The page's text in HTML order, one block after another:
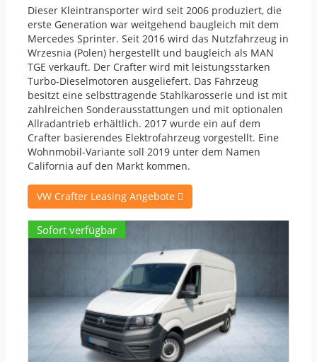
Dieser Kleintransporter wird seit 2006 produziert, die
erste Generation war weitgehend baugleich mit dem
Mercedes Sprinter. Seit 2016 wird das Nutzfahrzeug in
Wrzesnia (Polen) hergestellt und baugleich als MAN
TGE verkauft. Der Crafter wird mit leistungsstarken
Turbo-Dieselmotoren ausgeliefert. Das Fahrzeug
besitzt eine selbsttragende Stahlkarosserie und ist mit
zahlreichen Sonderausstattungen und mit optionalen
Allradantrieb erhältlich. 2017 wurde ein auf dem
Crafter basierendes Elektrofahrzeug vorgestellt. Eine
Wohnmobil-Variante soll 2019 unter dem Namen
California auf den Markt kommen.
VW Crafter Leasing Angebote
Sofort verfügbar